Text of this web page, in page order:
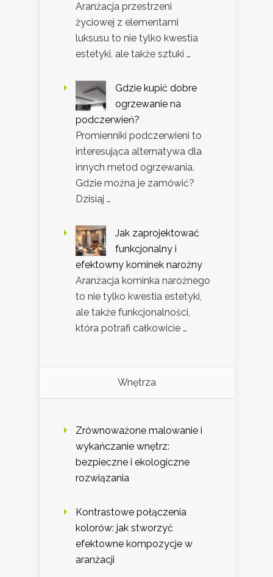
Aranżacja przestrzeni
życiowej z elementami
luksusu to nie tylko kwestia
estetyki, ale także sztuki …
Gdzie kupić dobre
ogrzewanie na
podczerwień?
Promienniki podczerwieni to
interesująca alternatywa dla
innych metod ogrzewania.
Gdzie można je zamówić?
Dzisiaj …
Jak zaprojektować
funkcjonalny i
efektowny kominek narożny
Aranżacja kominka narożnego
to nie tylko kwestia estetyki,
ale także funkcjonalności,
która potrafi całkowicie …
Wnętrza
Zrównoważone malowanie i
wykańczanie wnętrz:
bezpieczne i ekologiczne
rozwiązania
Kontrastowe połączenia
kolorów: jak stworzyć
efektowne kompozycje w
aranżacji